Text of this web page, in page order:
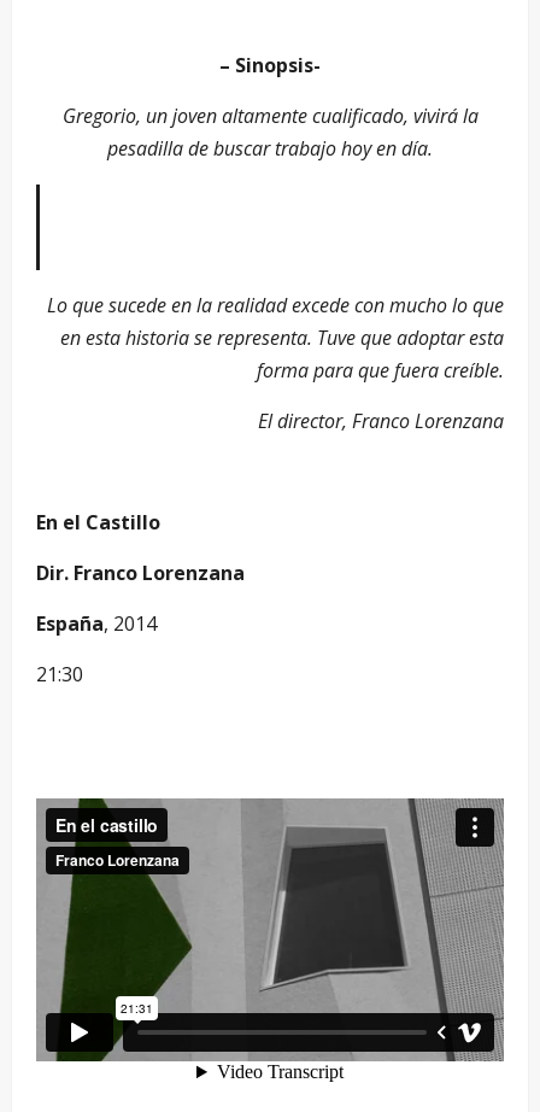
– Sinopsis-
Gregorio, un joven altamente cualificado, vivirá la
pesadilla de buscar trabajo hoy en día.
Lo que sucede en la realidad excede con mucho lo que
en esta historia se representa. Tuve que adoptar esta
forma para que fuera creíble.
El director, Franco Lorenzana
En el Castillo
Dir. Franco Lorenzana
España, 2014
21:30